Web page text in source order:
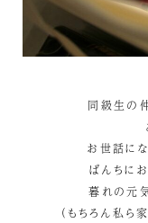
同級生の
お世話に
ばんちに
暮れの元
（もちろん私ら